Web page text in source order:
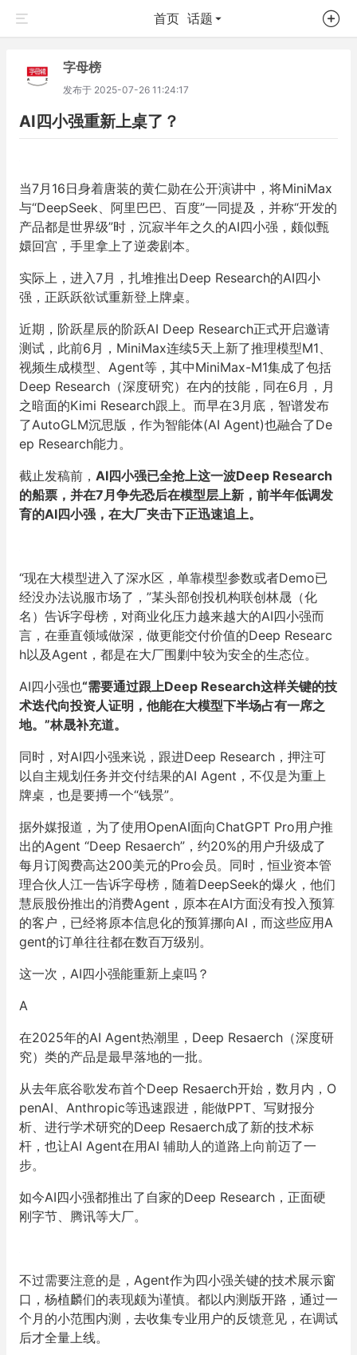
首页 话题
字母榜
发布于 2025-07-26 11:24:17
AI四小强重新上桌了？
当7月16日身着唐装的黄仁勋在公开演讲中，将MiniMax
与“DeepSeek、阿里巴巴、百度”一同提及，并称“开发的
产品都是世界级”时，沉寂半年之久的AI四小强，颇似甄
嬛回宫，手里拿上了逆袭剧本。
实际上，进入7月，扎堆推出Deep Research的AI四小
强，正跃跃欲试重新登上牌桌。
近期，阶跃星辰的阶跃AI Deep Research正式开启邀请
测试，此前6月，MiniMax连续5天上新了推理模型M1、
视频生成模型、Agent等，其中MiniMax-M1集成了包括
Deep Research（深度研究）在内的技能，同在6月，月
之暗面的Kimi Research跟上。而早在3月底，智谱发布
了AutoGLM沉思版，作为智能体(AI Agent)也融合了De
ep Research能力。
截止发稿前， AI四小强已全抢上这一波Deep Research
的船票，并在7月争先恐后在模型层上新，前半年低调发
育的AI四小强，在大厂夹击下正迅速追上。
“现在大模型进入了深水区，单靠模型参数或者Demo已
经没办法说服市场了，”某头部创投机构联创林晟（化
名）告诉字母榜，对商业化压力越来越大的AI四小强而
言，在垂直领域做深，做更能交付价值的Deep Researc
h以及Agent，都是在大厂围剿中较为安全的生态位。
AI四小强也“需要通过跟上Deep Research这样关键的技
术迭代向投资人证明，他能在大模型下半场占有一席之
地。”林晟补充道。
同时，对AI四小强来说，跟进Deep Research，押注可
以自主规划任务并交付结果的AI Agent，不仅是为重上
牌桌，也是要搏一个“钱景”。
据外媒报道，为了使用OpenAI面向ChatGPT Pro用户推
出的Agent “Deep Resaerch”，约20%的用户升级成了
每月订阅费高达200美元的Pro会员。同时，恒业资本管
理合伙人江一告诉字母榜，随着DeepSeek的爆火，他们
慧辰股份推出的消费Agent，原本在AI方面没有投入预算
的客户，已经将原本信息化的预算挪向AI，而这些应用A
gent的订单往往都在数百万级别。
这一次，AI四小强能重新上桌吗？
A
在2025年的AI Agent热潮里，Deep Resaerch（深度研
究）类的产品是最早落地的一批。
从去年底谷歌发布首个Deep Resaerch开始，数月内，O
penAI、Anthropic等迅速跟进，能做PPT、写财报分
析、进行学术研究的Deep Resaerch成了新的技术标
杆，也让AI Agent在用AI 辅助人的道路上向前迈了一
步。
如今AI四小强都推出了自家的Deep Research，正面硬
刚字节、腾讯等大厂。
不过需要注意的是，Agent作为四小强关键的技术展示窗
口，杨植麟们的表现颇为谨慎。都以内测版开路，通过一
个月的小范围内测，去收集专业用户的反馈意见，在调试
后才全量上线。